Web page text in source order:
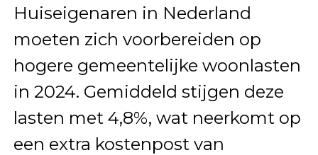
Huiseigenaren in Nederland
moeten zich voorbereiden op
hogere gemeentelijke woonlasten
in 2024. Gemiddeld stijgen deze
lasten met 4,8%, wat neerkomt op
een extra kostenpost van